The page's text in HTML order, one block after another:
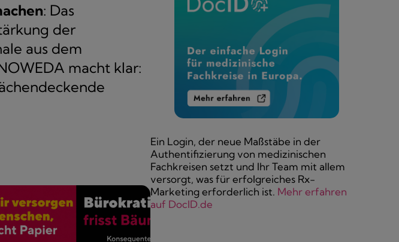
: Das
der
aus dem
macht klar:
Ein Login, der neue Maßstäbe in der
Authentifizierung von medizinischen
Fachkreisen setzt und Ihr Team mit allem
versorgt, was für erfolgreiches Rx-
Marketing erforderlich ist. Mehr erfahren
auf DocID.de